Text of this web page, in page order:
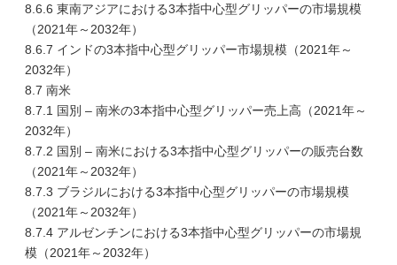
8.6.6 東南アジアにおける3本指中心型グリッパーの市場規模
（2021年～2032年）
8.6.7 インドの3本指中心型グリッパー市場規模（2021年～
2032年）
8.7 南米
8.7.1 国別 – 南米の3本指中心型グリッパー売上高（2021年～
2032年）
8.7.2 国別 – 南米における3本指中心型グリッパーの販売台数
（2021年～2032年）
8.7.3 ブラジルにおける3本指中心型グリッパーの市場規模
（2021年～2032年）
8.7.4 アルゼンチンにおける3本指中心型グリッパーの市場規
模（2021年～2032年）